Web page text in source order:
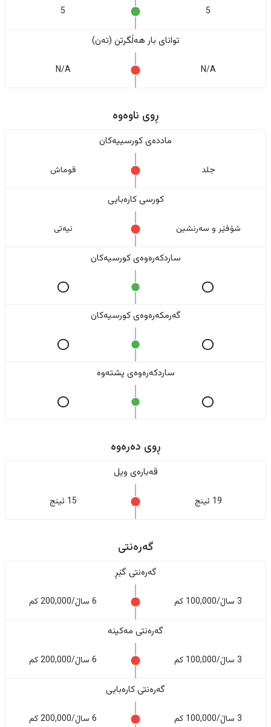
5
5
تواناى بار هەڵگرتن (تەن)
N/A
N/A
ڕوی ناوەوە
ماددەی کورسییەکان
جلد قوماش
کورسی کارەبایی
شۆفێر و سەرنشین نیەتی
ساردکەرەوەی کورسیەکان
گەرمکەرەوەی کورسیەکان
ساردکەرەوەی پشتەوە
ڕوی دەرەوە
قەبارەی ویل
19 ئینج 15 ئینج
گەرەنتی
گەرەنتی گێڕ
3 ساڵ/100,000 کم 6 ساڵ/200,000 کم
گەرەنتی مەکینە
3 ساڵ/100,000 کم 6 ساڵ/200,000 کم
گەرەنتی کارەبایی
3 ساڵ/100,000 کم 6 ساڵ/200,000 کم